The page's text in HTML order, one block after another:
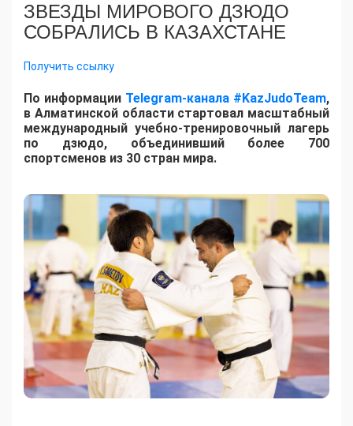
ЗВЕЗДЫ МИРОВОГО ДЗЮДО
СОБРАЛИСЬ В КАЗАХСТАНЕ
Получить ссылку
По информации Telegram-канала #KazJudoTeam,
в Алматинской области стартовал масштабный
международный учебно-тренировочный лагерь
по дзюдо, объединивший более 700
спортсменов из 30 стран мира.